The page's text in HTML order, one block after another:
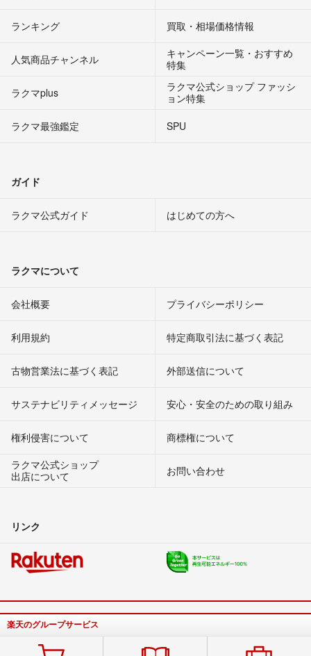
ランキング 買取・相場価格情報
人気商品チャンネル
キャンペーン一覧・おすすめ
特集
ラクマplus
ラクマ公式ショップ ファッシ
ョン特集
ラクマ最強鑑定
SPU
ガイド
ラクマ公式ガイド はじめての方へ
ラクマについて
会社概要 プライバシーポリシー
利用規約 特定商取引法に基づく表記
古物営業法に基づく表記 外部送信について
サステナビリティメッセージ 安心・安全のための取り組み
権利侵害について
商標権について
ラクマ公式ショップ
出店について
お問い合わせ
リンク
楽天のグループサービス